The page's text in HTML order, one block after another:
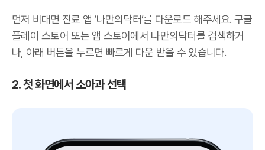
먼저 비대면 진료 앱 ‘나만의닥터’를 다운로드 해주세요. 구글
플레이 스토어 또는 앱 스토어에서 나만의닥터를 검색하거
나, 아래 버튼을 누르면 빠르게 다운 받을 수 있습니다.
2. 첫 화면에서 소아과 선택